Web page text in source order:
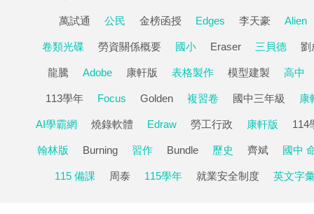
萬試通 公民 金榜函授 Edges 李天豪 Alien
卷類光碟 勞資關係概要 國小 Eraser 三貝德 劉
龍騰 Adobe 康軒版 表格製作 模型建製 高中
113學年 Focus Golden 複習卷 國中三年級 康
AI學霸網 燒錄軟體 Edraw 勞工行政 康軒版 114
翰林版 Burning 習作 Bundle 歷史 齊斌 國中
115 備課 周泰 115學年 就業安全制度 英文字